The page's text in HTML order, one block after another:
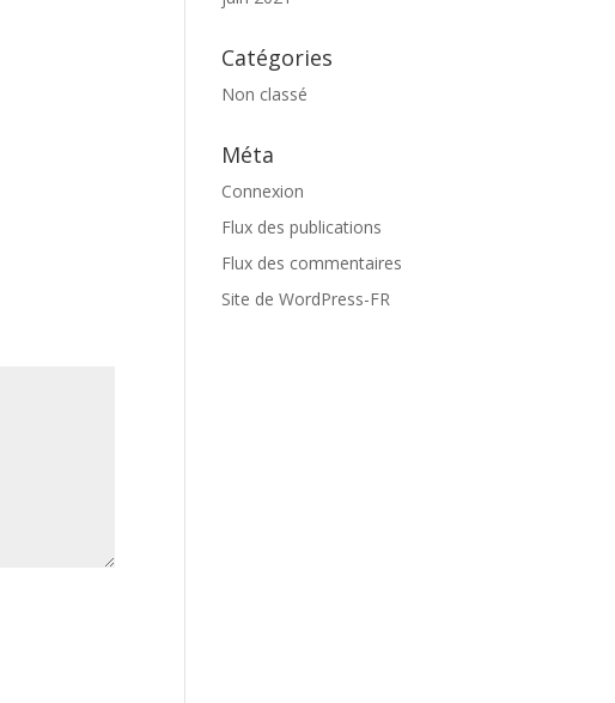
Catégories
Non classé
Méta
Connexion
Flux des publications
Flux des commentaires
Site de WordPress-FR